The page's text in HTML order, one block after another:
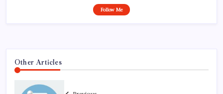
Follow Me
Other Articles